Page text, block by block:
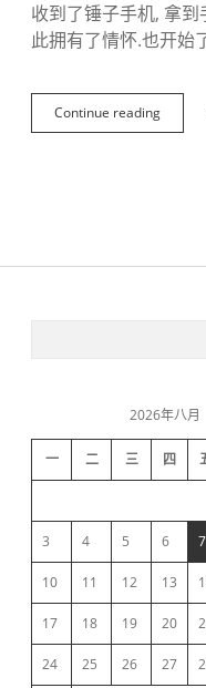
收到了锤子手机, 拿
此拥有了情怀.也开始
Continue reading
永
d
b
a
r
2026年八月
一 二 三 四
3 4 5 6 7
10 11 12 13
17 18 19 20
24 25 26 27